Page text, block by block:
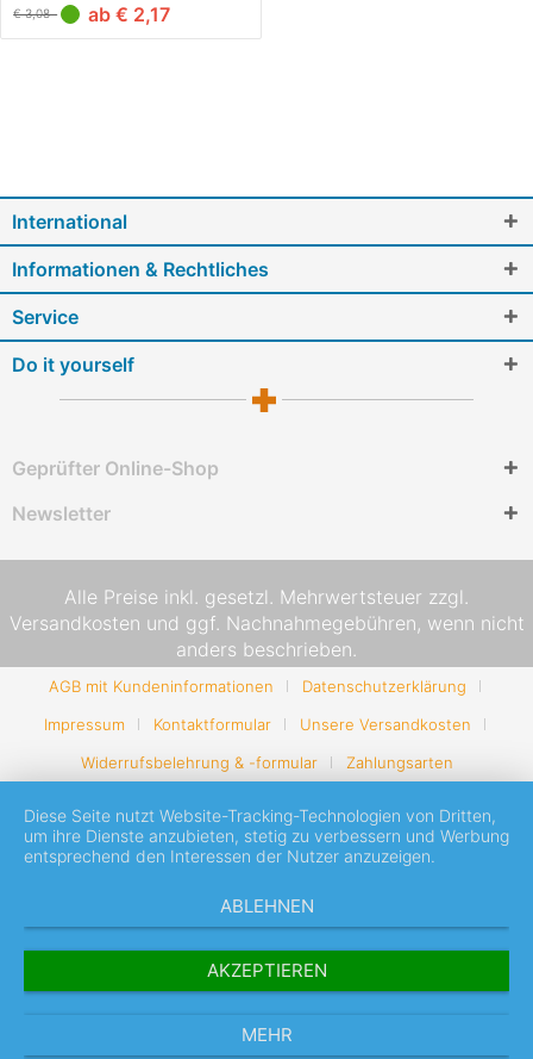
€ 3,08 ab € 2,17
International
Informationen & Rechtliches
Service
Do it yourself
Geprüfter Online-Shop
Newsletter
Alle Preise inkl. gesetzl. Mehrwertsteuer zzgl.
Versandkosten und ggf. Nachnahmegebühren, wenn nicht
anders beschrieben.
AGB mit Kundeninformationen
Datenschutzerklärung
Impressum
Kontaktformular
Unsere Versandkosten
Widerrufsbelehrung & -formular
Zahlungsarten
Diese Seite nutzt Website-Tracking-Technologien von Dritten,
um ihre Dienste anzubieten, stetig zu verbessern und Werbung
entsprechend den Interessen der Nutzer anzuzeigen.
ABLEHNEN
AKZEPTIEREN
MEHR